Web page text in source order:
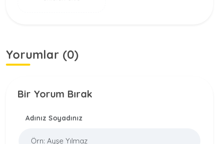
Yorumlar (0)
Bir Yorum Bırak
Adınız Soyadınız